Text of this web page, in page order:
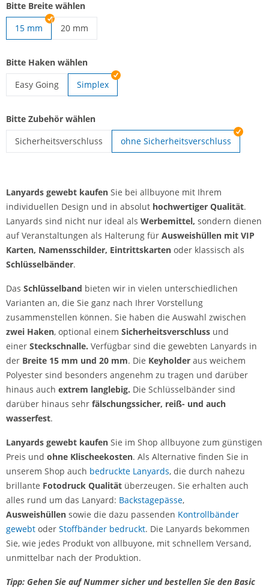
Bitte Breite wählen
15 mm
20 mm
Bitte Haken wählen
Easy Going
Simplex
Bitte Zubehör wählen
Sicherheitsverschluss
ohne Sicherheitsverschluss
Lanyards gewebt kaufen Sie bei allbuyone mit Ihrem
individuellen Design und in absolut hochwertiger Qualität.
Lanyards sind nicht nur ideal als Werbemittel, sondern dienen
auf Veranstaltungen als Halterung für Ausweishüllen mit VIP
Karten, Namensschilder, Eintrittskarten oder klassisch als
Schlüsselbänder.
Das Schlüsselband bieten wir in vielen unterschiedlichen
Varianten an, die Sie ganz nach Ihrer Vorstellung
zusammenstellen können. Sie haben die Auswahl zwischen
zwei Haken, optional einem Sicherheitsverschluss und
einer Steckschnalle. Verfügbar sind die gewebten Lanyards in
der Breite 15 mm und 20 mm. Die Keyholder aus weichem
Polyester sind besonders angenehm zu tragen und darüber
hinaus auch extrem langlebig. Die Schlüsselbänder sind
darüber hinaus sehr fälschungssicher, reiß- und auch
wasserfest.
Lanyards gewebt kaufen Sie im Shop allbuyone zum günstigen
Preis und ohne Klischeekosten. Als Alternative finden Sie in
unserem Shop auch bedruckte Lanyards, die durch nahezu
brillante Fotodruck Qualität überzeugen. Sie erhalten auch
alles rund um das Lanyard: Backstagepässe,
Ausweishüllen sowie die dazu passenden Kontrollbänder
gewebt oder Stoffbänder bedruckt. Die Lanyards bekommen
Sie, wie jedes Produkt von allbuyone, mit schnellem Versand,
unmittelbar nach der Produktion.
Tipp: Gehen Sie auf Nummer sicher und bestellen Sie den Basic